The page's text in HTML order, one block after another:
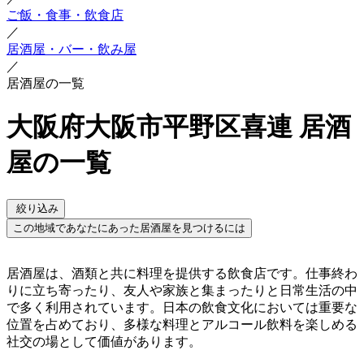
ご飯・食事・飲食店
／
居酒屋・バー・飲み屋
／
居酒屋の一覧
大阪府大阪市平野区喜連 居酒
屋の一覧
絞り込み
この地域であなたにあった居酒屋を見つけるには
居酒屋は、酒類と共に料理を提供する飲食店です。仕事終わ
りに立ち寄ったり、友人や家族と集まったりと日常生活の中
で多く利用されています。日本の飲食文化においては重要な
位置を占めており、多様な料理とアルコール飲料を楽しめる
社交の場として価値があります。